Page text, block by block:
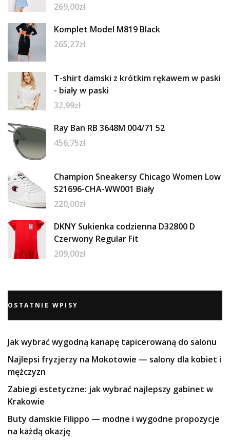
269,00zł
Komplet Model M819 Black
265,27zł
T-shirt damski z krótkim rękawem w paski
- biały w paski
32,99zł
Ray Ban RB 3648M 004/71 52
456,75zł
Champion Sneakersy Chicago Women Low
S21696-CHA-WW001 Biały
220,00zł
DKNY Sukienka codzienna D32800 D
Czerwony Regular Fit
209,00zł
OSTATNIE WPISY
Jak wybrać wygodną kanapę tapicerowaną do salonu
Najlepsi fryzjerzy na Mokotowie — salony dla kobiet i
mężczyzn
Zabiegi estetyczne: jak wybrać najlepszy gabinet w
Krakowie
Buty damskie Filippo — modne i wygodne propozycje
na każdą okazję